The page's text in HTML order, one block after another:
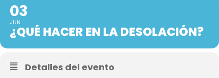
03
JUN
¿QUÉ HACER EN LA DESOLACIÓN?
Detalles del evento